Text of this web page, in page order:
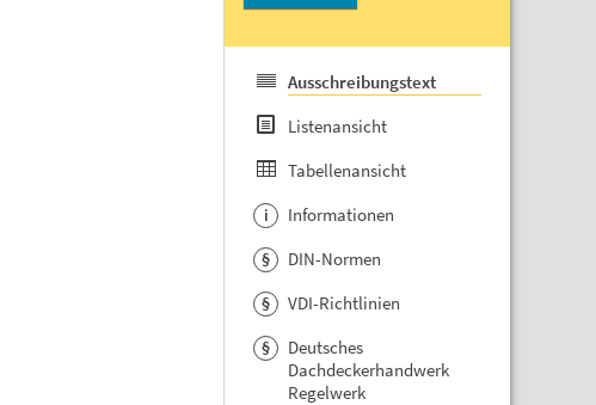
Ausschreibungstext
Listenansicht
Tabellenansicht
i Informationen
§ DIN-Normen
§ VDI-Richtlinien
§
Deutsches
Dachdeckerhandwerk
Regelwerk